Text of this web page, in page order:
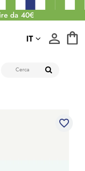
da 40€
IT
favorite_border